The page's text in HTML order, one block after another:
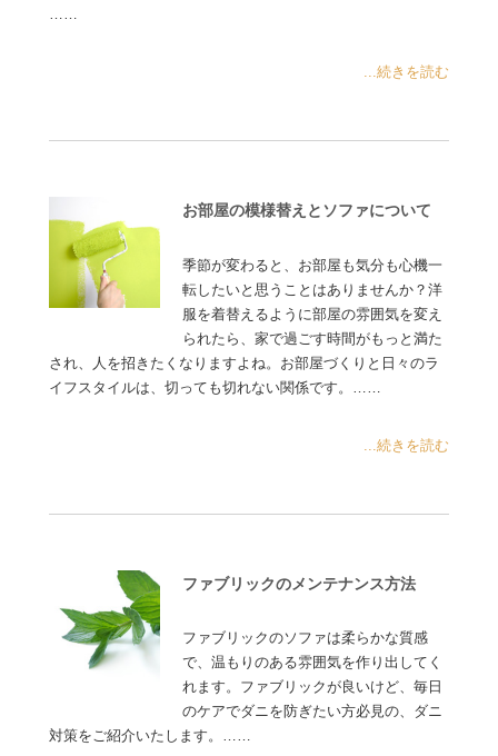
……
...続きを読む
お部屋の模様替えとソファについて
季節が変わると、お部屋も気分も心機一
転したいと思うことはありませんか？洋
服を着替えるように部屋の雰囲気を変え
られたら、家で過ごす時間がもっと満た
され、人を招きたくなりますよね。お部屋づくりと日々のラ
イフスタイルは、切っても切れない関係です。……
...続きを読む
ファブリックのメンテナンス方法
ファブリックのソファは柔らかな質感
で、温もりのある雰囲気を作り出してく
れます。ファブリックが良いけど、毎日
のケアでダニを防ぎたい方必見の、ダニ
対策をご紹介いたします。……